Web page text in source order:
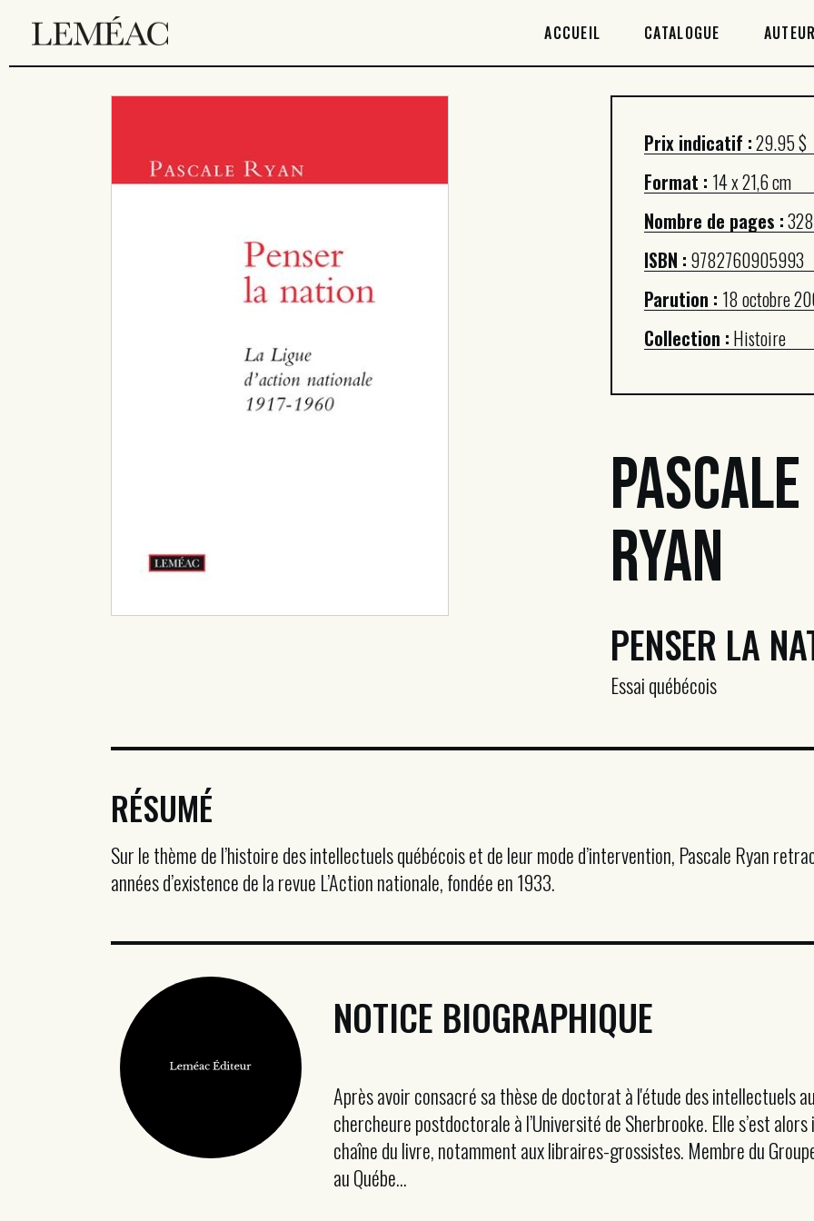
ACCUEIL CATALOGUE
CATALOGUE
Prix indicatif :29.95 $
Format : 14 x 21,6 cm
Nombre de pages :328
ISBN : 9782760905993
Parution : 18 octobre
Collection : Histoire
Pascale
Ryan
PENSER LA
Essai québécois
RÉSUMÉ
Sur le thème de l’histoire des intellectuels québécois et de leur mode d’intervention, Pascale Ryan
années d’existence de la revue L’Action nationale, fondée en 1933.
NOTICE BIOGRAPHIQUE
Après avoir consacré sa thèse de doctorat à l'étude des intellectuels
chercheure postdoctorale à l’Université de Sherbrooke. Elle s’est
chaîne du livre, notamment aux libraires-grossistes. Membre du
au Québe...